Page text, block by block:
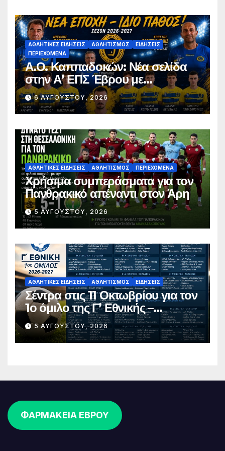
ΑΘΛΗΤΙΚΈΣ ΕΙΔΉΣΕΙΣ ΑΘΛΗΤΙΣΜΌΣ
ΕΙΔΉΣΕΙΣ
ΠΕΡΙΕΧΌΜΕΝΑ
Α.Ο. Καππαδοκών: Νέα σελίδα
στην Α’ ΕΠΣ Έβρου με
φιλοδοξίες, σταθερότητα και
επένδυση στη νέα γενιά
6 ΑΥΓΟΎΣΤΟΥ, 2026
ΑΘΛΗΤΙΚΈΣ ΕΙΔΉΣΕΙΣ ΑΘΛΗΤΙΣΜΌΣ ΠΕΡΙΕΧΌΜΕΝΑ
Χρήσιμα συμπεράσματα για τον
Πανθρακικό απέναντι στον Άρη
5 ΑΥΓΟΎΣΤΟΥ, 2026
ΑΘΛΗΤΙΚΈΣ ΕΙΔΉΣΕΙΣ ΑΘΛΗΤΙΣΜΌΣ ΕΙΔΉΣΕΙΣ
Σέντρα στις 11 Οκτωβρίου για τον
1ο όμιλο της Γ’ Εθνικής –
Ανακοινώθηκε το πλήρες
πρόγραμμα
5 ΑΥΓΟΎΣΤΟΥ, 2026
ΦΑΡΜΑΚΕΙΑ ΕΒΡΟΥ